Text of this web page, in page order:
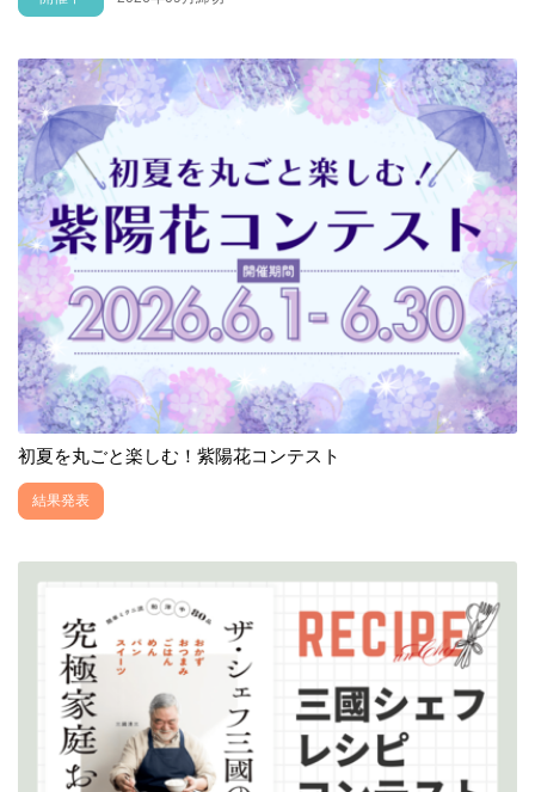
初夏を丸ごと楽しむ！紫陽花コンテスト
結果発表